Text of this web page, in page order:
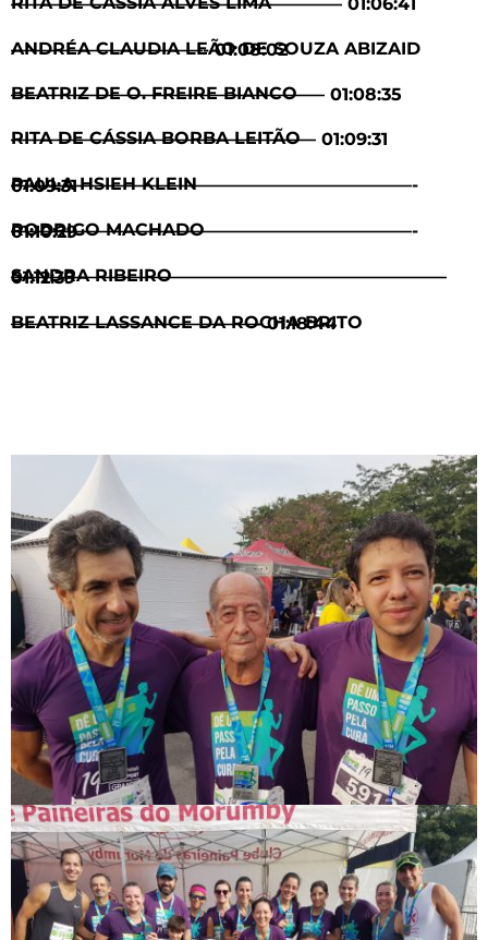
ANDRÉA CLAUDIA LEÃO DE SOUZA ABIZAID ———————————- 01:08:02
BEATRIZ DE O. FREIRE BIANCO —————————————————— 01:08:35
RITA DE CÁSSIA BORBA LEITÃO —————————————————– 01:09:31
PAULA HSIEH KLEIN ———————————————————————- 01:09:31
RODRIGO MACHADO ———————————————————————- 01:10:29
SANDRA RIBEIRO ————————————————————————— 01:12:39
BEATRIZ LASSANCE DA ROCHA BRITO ——————————————- 01:18:44